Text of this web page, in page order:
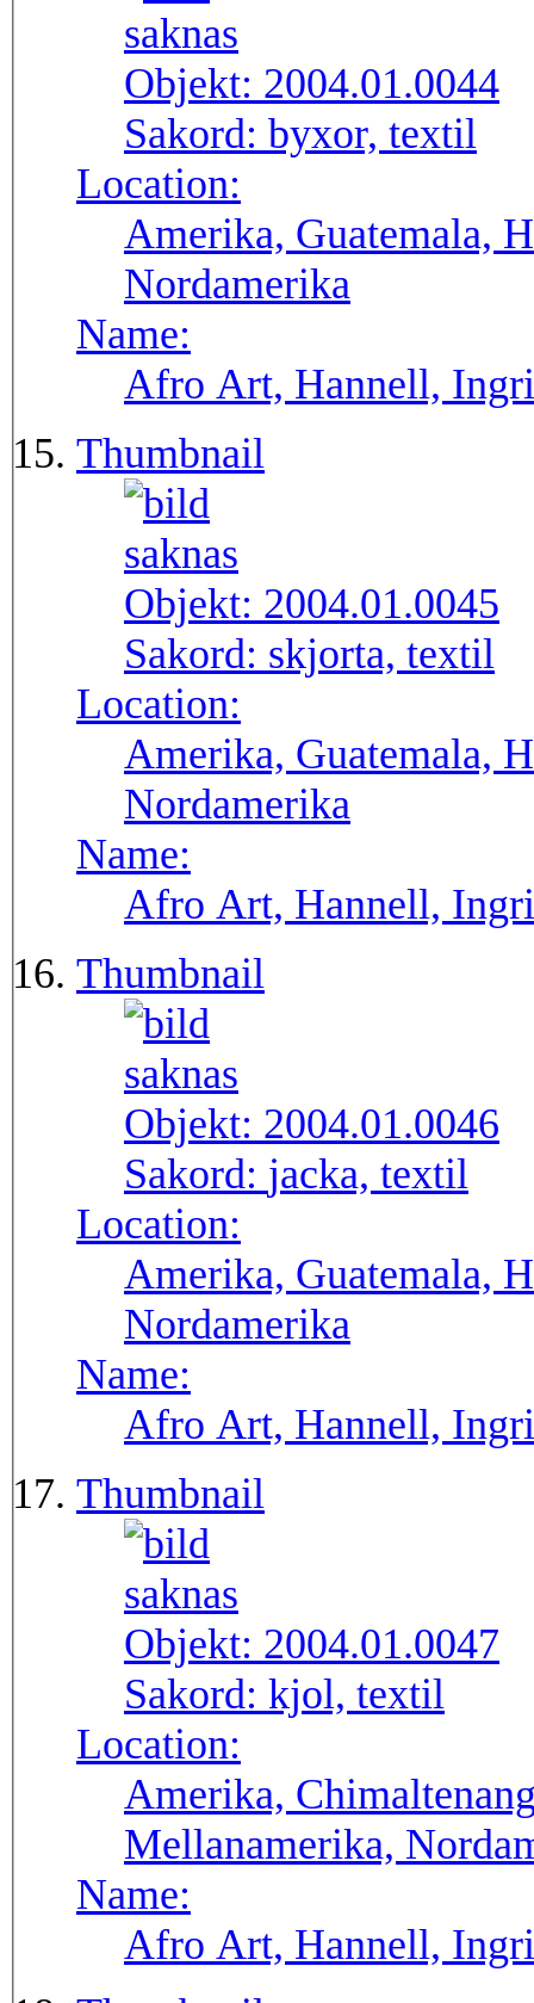
Objekt: 2004.01.0044
Sakord: byxor, textil
Location:
Amerika, Guatemala,
Nordamerika
Name:
Afro Art, Hannell,
Thumbnail
Objekt: 2004.01.0045
Sakord: skjorta, textil
Location:
Amerika, Guatemala,
Nordamerika
Name:
Afro Art, Hannell,
Thumbnail
Objekt: 2004.01.0046
Sakord: jacka, textil
Location:
Amerika, Guatemala,
Nordamerika
Name:
Afro Art, Hannell,
Thumbnail
Objekt: 2004.01.0047
Sakord: kjol, textil
Location:
Amerika,
Mellanamerika,
Name:
Afro Art, Hannell,